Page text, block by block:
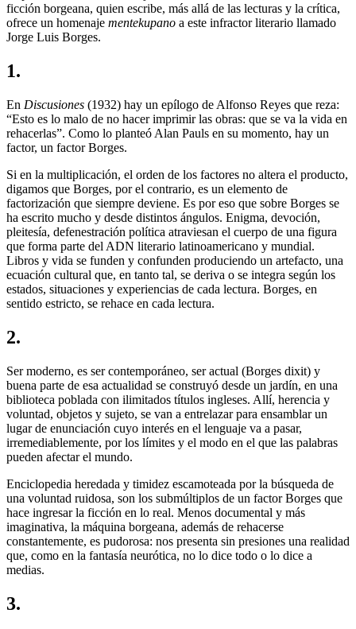
ficción borgeana, quien escribe, más allá de las lecturas y la crítica,
ofrece un homenaje mentekupano a este infractor literario llamado
Jorge Luis Borges.
1.
En Discusiones (1932) hay un epílogo de Alfonso Reyes que reza:
“Esto es lo malo de no hacer imprimir las obras: que se va la vida en
rehacerlas”. Como lo planteó Alan Pauls en su momento, hay un
factor, un factor Borges.
Si en la multiplicación, el orden de los factores no altera el producto,
digamos que Borges, por el contrario, es un elemento de
factorización que siempre deviene. Es por eso que sobre Borges se
ha escrito mucho y desde distintos ángulos. Enigma, devoción,
pleitesía, defenestración política atraviesan el cuerpo de una figura
que forma parte del ADN literario latinoamericano y mundial.
Libros y vida se funden y confunden produciendo un artefacto, una
ecuación cultural que, en tanto tal, se deriva o se integra según los
estados, situaciones y experiencias de cada lectura. Borges, en
sentido estricto, se rehace en cada lectura.
2.
Ser moderno, es ser contemporáneo, ser actual (Borges dixit) y
buena parte de esa actualidad se construyó desde un jardín, en una
biblioteca poblada con ilimitados títulos ingleses. Allí, herencia y
voluntad, objetos y sujeto, se van a entrelazar para ensamblar un
lugar de enunciación cuyo interés en el lenguaje va a pasar,
irremediablemente, por los límites y el modo en el que las palabras
pueden afectar el mundo.
Enciclopedia heredada y timidez escamoteada por la búsqueda de
una voluntad ruidosa, son los submúltiplos de un factor Borges que
hace ingresar la ficción en lo real. Menos documental y más
imaginativa, la máquina borgeana, además de rehacerse
constantemente, es pudorosa: nos presenta sin presiones una realidad
que, como en la fantasía neurótica, no lo dice todo o lo dice a
medias.
3.